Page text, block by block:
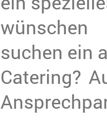
wünschen
suchen ein
Catering?